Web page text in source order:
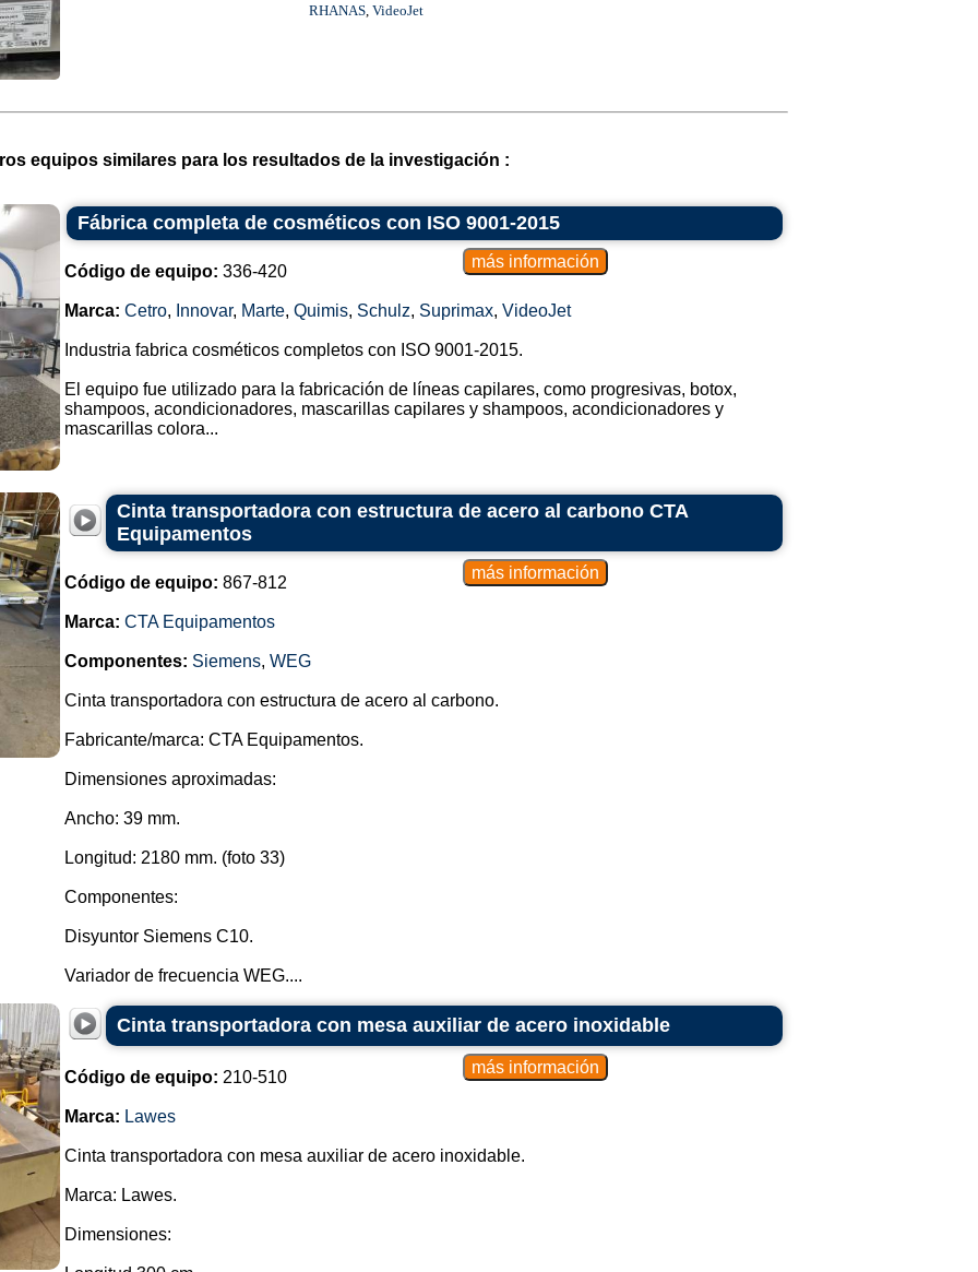
RHANAS, VideoJet
equipos similares para los resultados de la investigación :
Fábrica completa de cosméticos con ISO 9001-2015
Código de equipo: 336-420
Marca: Cetro, Innovar, Marte, Quimis, Schulz, Suprimax, VideoJet
Industria fabrica cosméticos completos con ISO 9001-2015.
El equipo fue utilizado para la fabricación de líneas capilares, como progresivas, botox,
shampoos, acondicionadores, mascarillas capilares y shampoos, acondicionadores y
mascarillas colora...
Cinta transportadora con estructura de acero al carbono CTA
Equipamentos
Código de equipo: 867-812
Marca: CTA Equipamentos
Componentes: Siemens, WEG
Cinta transportadora con estructura de acero al carbono.
Fabricante/marca: CTA Equipamentos.
Dimensiones aproximadas:
Ancho: 39 mm.
Longitud: 2180 mm. (foto 33)
Componentes:
Disyuntor Siemens C10.
Variador de frecuencia WEG....
Cinta transportadora con mesa auxiliar de acero inoxidable
Código de equipo: 210-510
Marca: Lawes
Cinta transportadora con mesa auxiliar de acero inoxidable.
Marca: Lawes.
Dimensiones: